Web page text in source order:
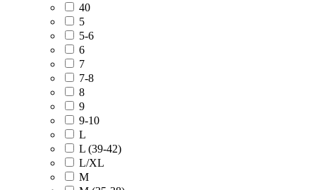
40
5
5-6
6
7
7-8
8
9
9-10
L
L (39-42)
L/XL
M